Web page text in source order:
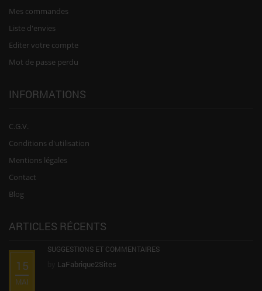
Mes commandes
Liste d'envies
Editer votre compte
Mot de passe perdu
INFORMATIONS
C.G.V.
Conditions d'utilisation
Mentions légales
Contact
Blog
ARTICLES RÉCENTS
15
MAI
SUGGESTIONS ET COMMENTAIRES
LaFabrique2Sites